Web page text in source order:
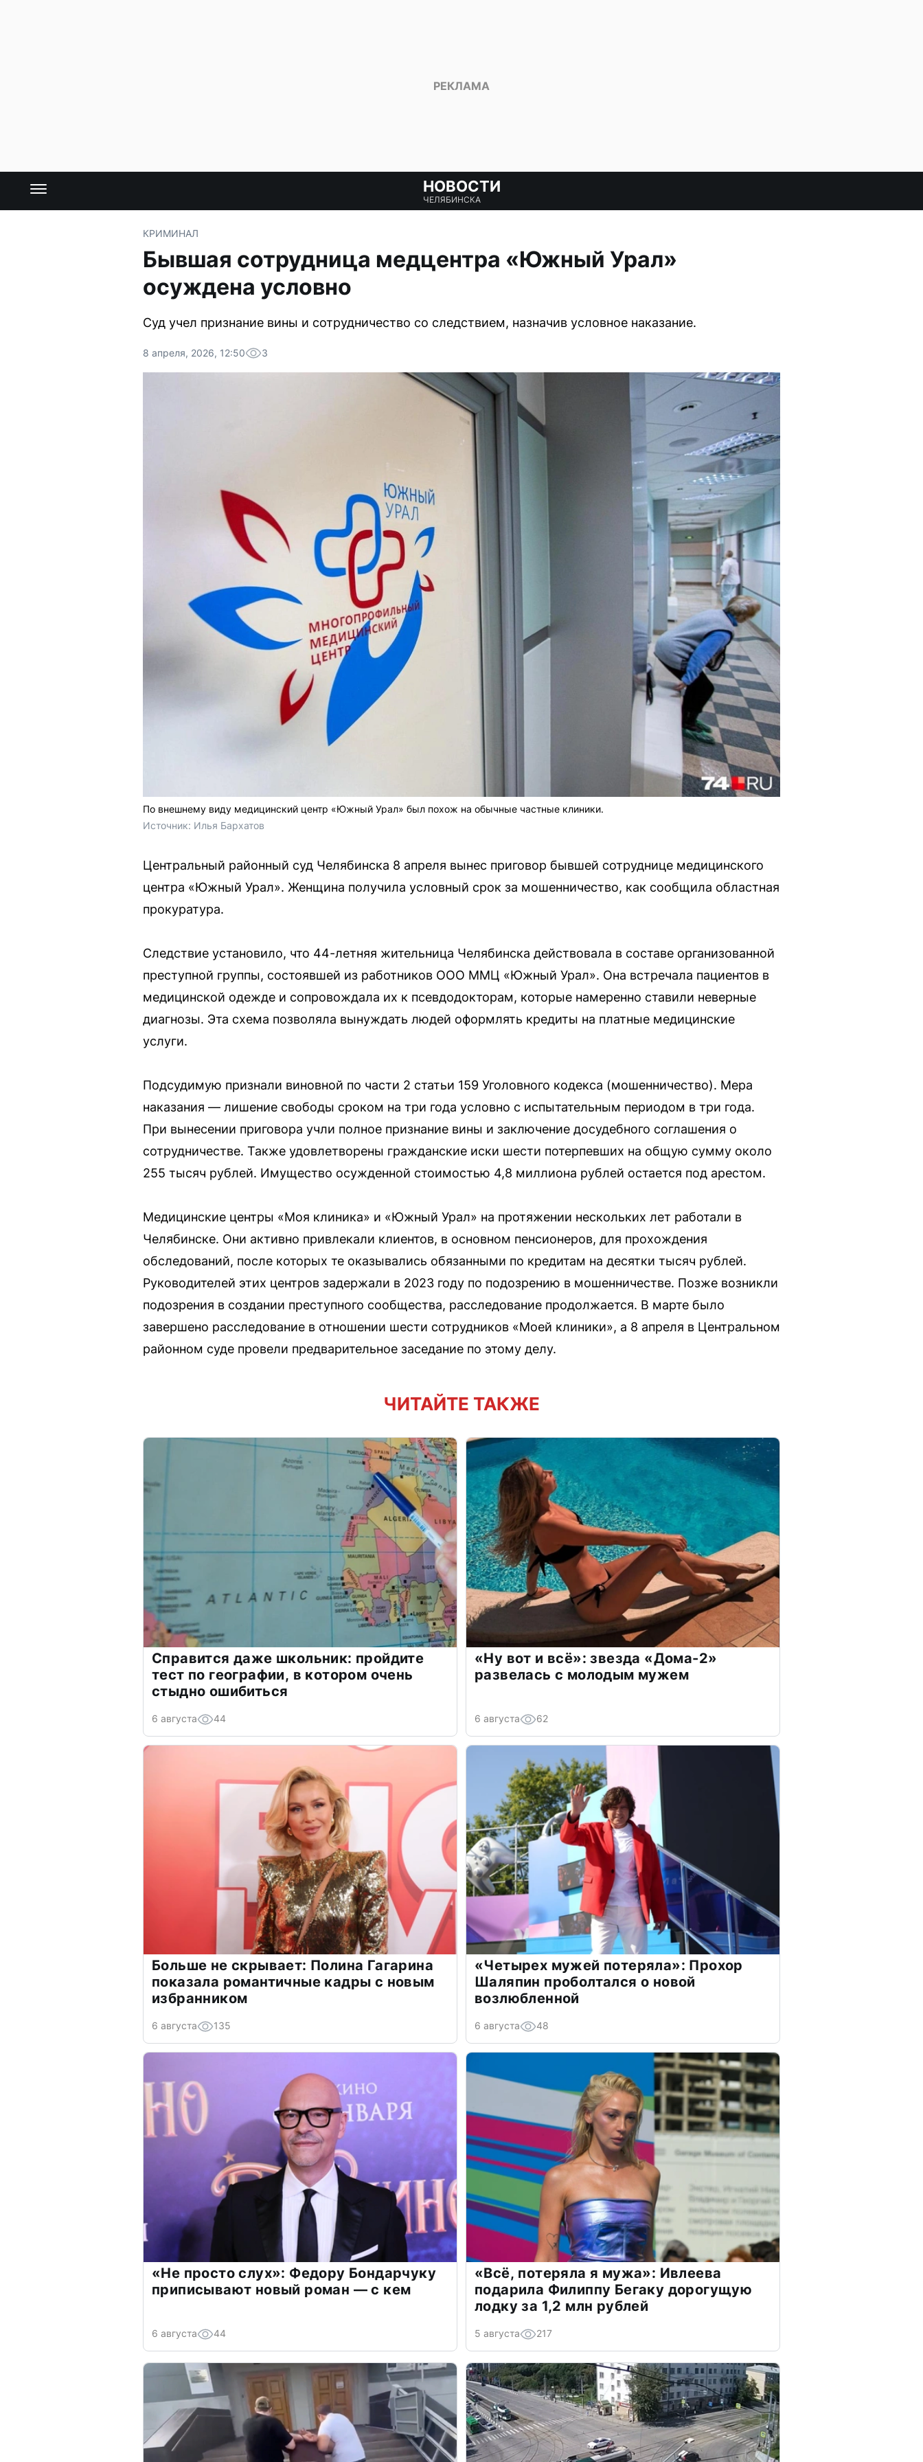
НОВОСТИ
ЧЕЛЯБИНСКА
КРИМИНАЛ
Бывшая сотрудница медцентра «Южный Урал»
осуждена условно
Суд учел признание вины и сотрудничество со следствием, назначив условное наказание.
8 апреля, 2026, 12:50 3
По внешнему виду медицинский центр «Южный Урал» был похож на обычные частные клиники.
Источник: Илья Бархатов
Центральный районный суд Челябинска 8 апреля вынес приговор бывшей сотруднице медицинского
центра «Южный Урал». Женщина получила условный срок за мошенничество, как сообщила областная
прокуратура.
Следствие установило, что 44-летняя жительница Челябинска действовала в составе организованной
преступной группы, состоявшей из работников ООО ММЦ «Южный Урал». Она встречала пациентов в
медицинской одежде и сопровождала их к псевдодокторам, которые намеренно ставили неверные
диагнозы. Эта схема позволяла вынуждать людей оформлять кредиты на платные медицинские
услуги.
Подсудимую признали виновной по части 2 статьи 159 Уголовного кодекса (мошенничество). Мера
наказания — лишение свободы сроком на три года условно с испытательным периодом в три года.
При вынесении приговора учли полное признание вины и заключение досудебного соглашения о
сотрудничестве. Также удовлетворены гражданские иски шести потерпевших на общую сумму около
255 тысяч рублей. Имущество осужденной стоимостью 4,8 миллиона рублей остается под арестом.
Медицинские центры «Моя клиника» и «Южный Урал» на протяжении нескольких лет работали в
Челябинске. Они активно привлекали клиентов, в основном пенсионеров, для прохождения
обследований, после которых те оказывались обязанными по кредитам на десятки тысяч рублей.
Руководителей этих центров задержали в 2023 году по подозрению в мошенничестве. Позже возникли
подозрения в создании преступного сообщества, расследование продолжается. В марте было
завершено расследование в отношении шести сотрудников «Моей клиники», а 8 апреля в Центральном
районном суде провели предварительное заседание по этому делу.
ЧИТАЙТЕ ТАКЖЕ
Справится даже школьник: пройдите
тест по географии, в котором очень
стыдно ошибиться
6 августа 44
«Ну вот и всё»: звезда «Дома-2»
развелась с молодым мужем
6 августа 62
Больше не скрывает: Полина Гагарина
показала романтичные кадры с новым
избранником
6 августа 135
«Четырех мужей потеряла»: Прохор
Шаляпин проболтался о новой
возлюбленной
6 августа 48
«Не просто слух»: Федору Бондарчуку
приписывают новый роман — с кем
6 августа 44
«Всё, потеряла я мужа»: Ивлеева
подарила Филиппу Бегаку дорогущую
лодку за 1,2 млн рублей
5 августа 217